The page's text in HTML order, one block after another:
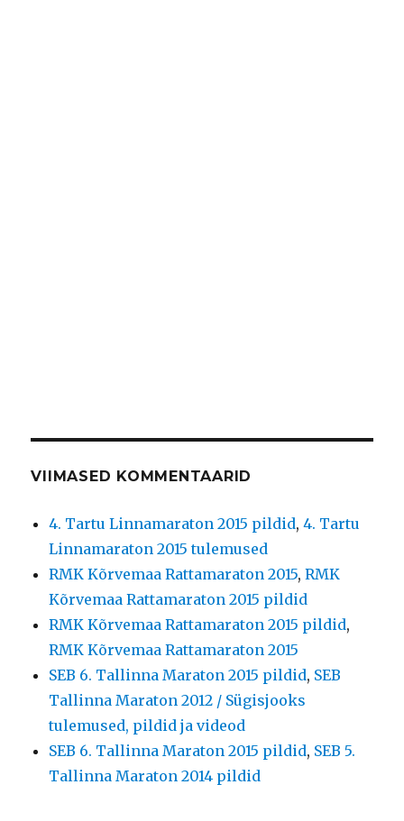
VIIMASED KOMMENTAARID
4. Tartu Linnamaraton 2015 pildid,4. Tartu
Linnamaraton 2015 tulemused
RMK Kõrvemaa Rattamaraton 2015,RMK
Kõrvemaa Rattamaraton 2015 pildid
RMK Kõrvemaa Rattamaraton 2015 pildid,
RMK Kõrvemaa Rattamaraton 2015
SEB 6. Tallinna Maraton 2015 pildid, SEB
Tallinna Maraton 2012 / Sügisjooks
tulemused, pildid ja videod
SEB 6. Tallinna Maraton 2015 pildid, SEB 5.
Tallinna Maraton 2014 pildid